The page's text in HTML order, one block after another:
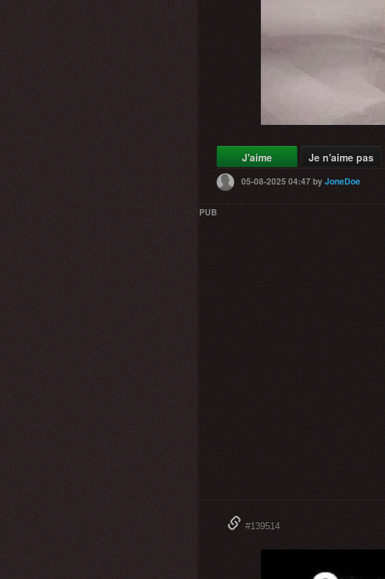
J'aime Je n'aime pas
05-08-2025 04:47byJoneDoe
PUB
#139514